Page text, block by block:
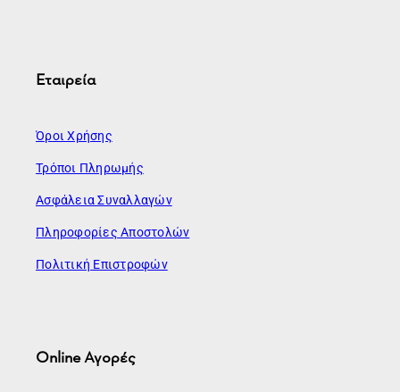
Εταιρεία
Όροι Χρήσης
Τρόποι Πληρωμής
Ασφάλεια Συναλλαγών
Πληροφορίες Αποστολών
Πολιτική Επιστροφών
Online Αγορές